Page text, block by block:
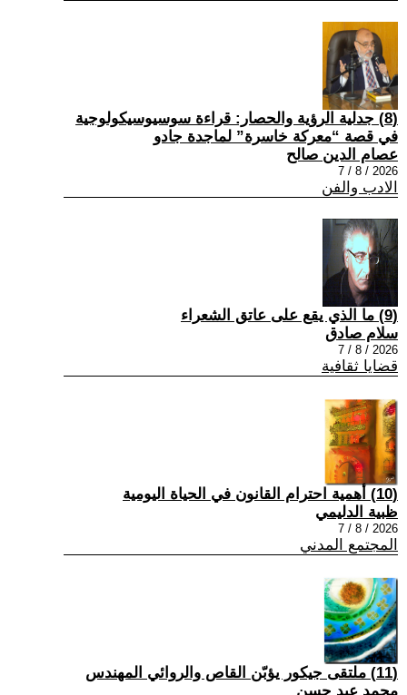
(8) جدلية الرؤية والحصار: قراءة سوسيوسيكولوجية
في قصة “معركة خاسرة” لماجدة جادو
عصام الدين صالح
2026 / 8 / 7
الادب والفن
(9) ما الذي يقع على عاتق الشعراء
سلام صادق
2026 / 8 / 7
قضايا ثقافية
(10) أهمية احترام القانون في الحياة اليومية
ظبية الدليمي
2026 / 8 / 7
المجتمع المدني
(11) ملتقى جيكور يؤبّن القاص والروائي المهندس
محمد عبد حسن